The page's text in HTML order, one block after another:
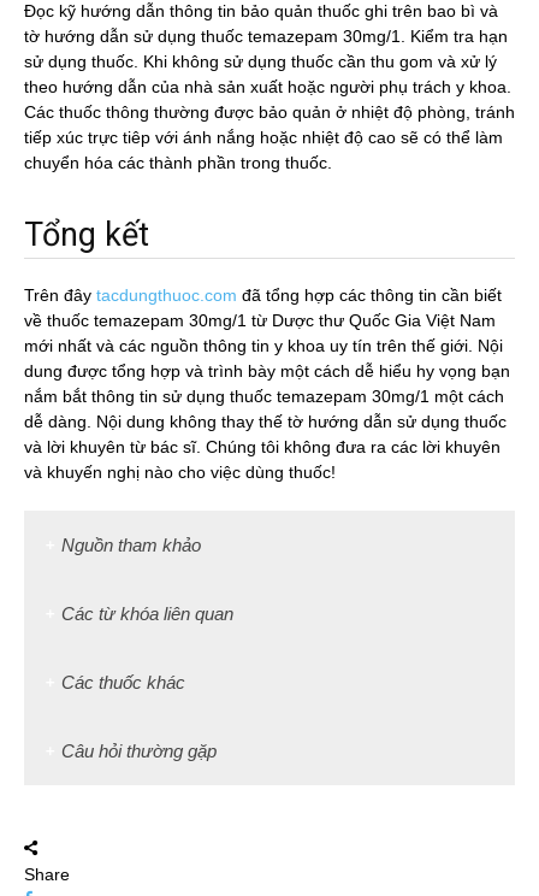
Đọc kỹ hướng dẫn thông tin bảo quản thuốc ghi trên bao bì và
tờ hướng dẫn sử dụng thuốc temazepam 30mg/1. Kiểm tra hạn
sử dụng thuốc. Khi không sử dụng thuốc cần thu gom và xử lý
theo hướng dẫn của nhà sản xuất hoặc người phụ trách y khoa.
Các thuốc thông thường được bảo quản ở nhiệt độ phòng, tránh
tiếp xúc trực tiêp với ánh nắng hoặc nhiệt độ cao sẽ có thể làm
chuyển hóa các thành phần trong thuốc.
Tổng kết
Trên đây tacdungthuoc.com đã tổng hợp các thông tin cần biết
về thuốc temazepam 30mg/1 từ Dược thư Quốc Gia Việt Nam
mới nhất và các nguồn thông tin y khoa uy tín trên thế giới. Nội
dung được tổng hợp và trình bày một cách dễ hiểu hy vọng bạn
nắm bắt thông tin sử dụng thuốc temazepam 30mg/1 một cách
dễ dàng. Nội dung không thay thế tờ hướng dẫn sử dụng thuốc
và lời khuyên từ bác sĩ. Chúng tôi không đưa ra các lời khuyên
và khuyến nghị nào cho việc dùng thuốc!
Nguồn tham khảo
Các từ khóa liên quan
Các thuốc khác
Câu hỏi thường gặp
Share